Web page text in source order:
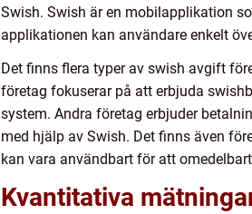
Swish. Swish är en mobilapplikation
applikationen kan användare enkelt
Det finns flera typer av swish avgift
företag fokuserar på att erbjuda
system. Andra företag erbjuder
med hjälp av Swish. Det finns även
kan vara användbart för att
Kvantitativa